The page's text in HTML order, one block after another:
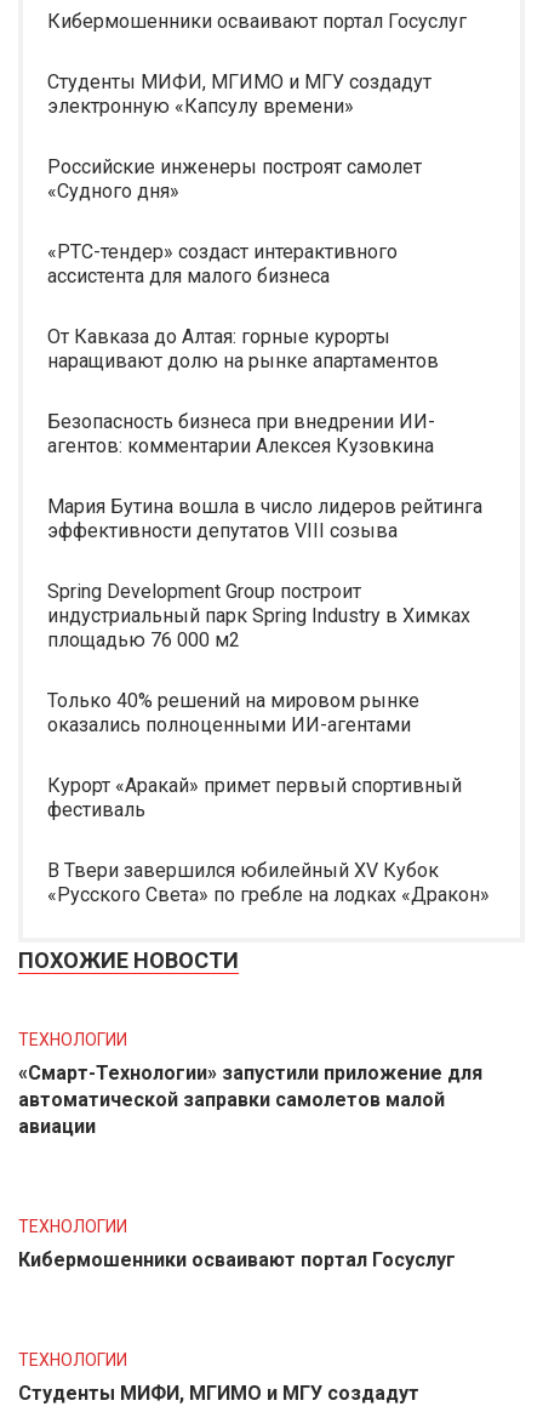
Кибермошенники осваивают портал Госуслуг
Студенты МИФИ, МГИМО и МГУ создадут
электронную «Капсулу времени»
Российские инженеры построят самолет
«Судного дня»
«РТС-тендер» создаст интерактивного
ассистента для малого бизнеса
От Кавказа до Алтая: горные курорты
наращивают долю на рынке апартаментов
Безопасность бизнеса при внедрении ИИ-
агентов: комментарии Алексея Кузовкина
Мария Бутина вошла в число лидеров рейтинга
эффективности депутатов VIII созыва
Spring Development Group построит
индустриальный парк Spring Industry в Химках
площадью 76 000 м2
Только 40% решений на мировом рынке
оказались полноценными ИИ-агентами
Курорт «Аракай» примет первый спортивный
фестиваль
В Твери завершился юбилейный XV Кубок
«Русского Света» по гребле на лодках «Дракон»
ПОХОЖИЕ НОВОСТИ
ТЕХНОЛОГИИ
«Смарт-Технологии» запустили приложение для
автоматической заправки самолетов малой
авиации
ТЕХНОЛОГИИ
Кибермошенники осваивают портал Госуслуг
ТЕХНОЛОГИИ
Студенты МИФИ, МГИМО и МГУ создадут